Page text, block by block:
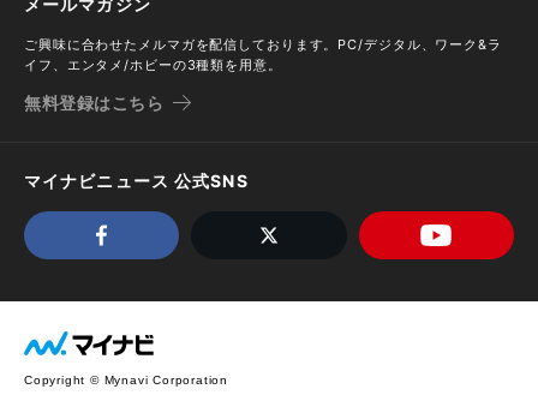
メールマガジン
ご興味に合わせたメルマガを配信しております。PC/デジタル、ワーク&ラ
イフ、エンタメ/ホビーの3種類を用意。
無料登録はこちら
マイナビニュース 公式SNS
Copyright © Mynavi Corporation